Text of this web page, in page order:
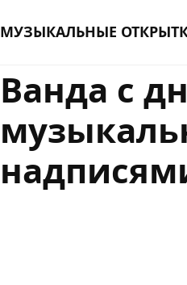
МУЗЫКАЛЬНЫЕ
Ванда с